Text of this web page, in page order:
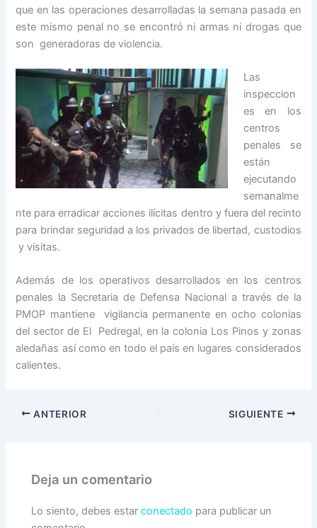
que en las operaciones desarrolladas la semana pasada en
este mismo penal no se encontró ni armas ni drogas que
son generadoras de violencia.
Las
inspeccion
es en los
centros
penales se
están
ejecutando
semanalme
nte para erradicar acciones ilícitas dentro y fuera del recinto
para brindar seguridad a los privados de libertad, custodios
y visitas.
Además de los operativos desarrollados en los centros
penales la Secretaria de Defensa Nacional a través de la
PMOP mantiene vigilancia permanente en ocho colonias
del sector de El Pedregal, en la colonia Los Pinos y zonas
aledañas así como en todo el país en lugares considerados
calientes.
ANTERIOR SIGUIENTE
Deja un comentario
Lo siento, debes estarconectado para publicar un